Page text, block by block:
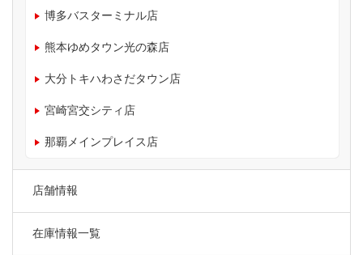
博多バスターミナル店
熊本ゆめタウン光の森店
大分トキハわさだタウン店
宮崎宮交シティ店
那覇メインプレイス店
店舗情報
在庫情報一覧